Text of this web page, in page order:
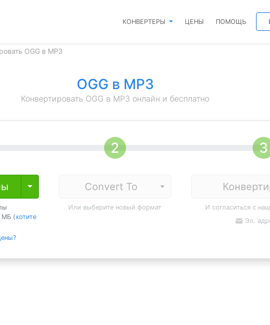
КОНВЕРТЕРЫ ЦЕНЫ ПОМОЩЬ
OGG в MP3
OGG в MP3
Конвертировать OGG в MP3 онлайн и бесплатно
Toggle Dropdown
МБ (хотите
Или выберите новый формат И согласиться с
Эл.